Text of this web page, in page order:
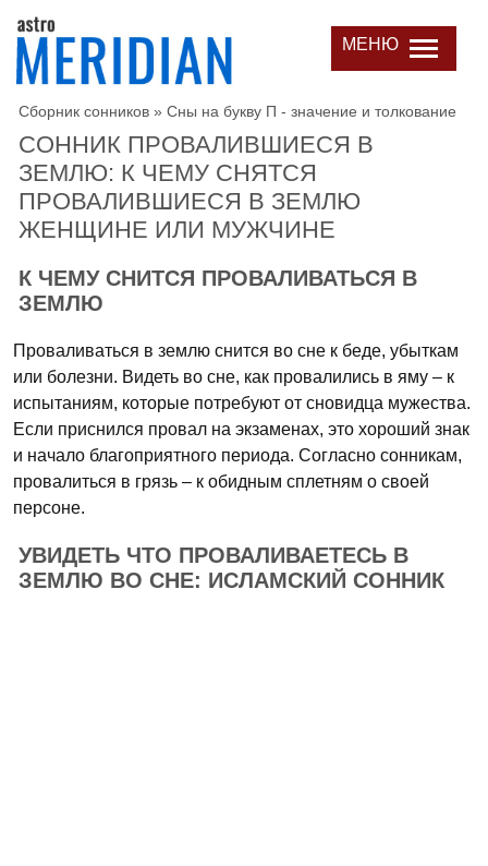
МЕНЮ
Сборник сонников » Сны на букву П - значение и толкование
СОННИК ПРОВАЛИВШИЕСЯ В
ЗЕМЛЮ: К ЧЕМУ СНЯТСЯ
ПРОВАЛИВШИЕСЯ В ЗЕМЛЮ
ЖЕНЩИНЕ ИЛИ МУЖЧИНЕ
К ЧЕМУ СНИТСЯ ПРОВАЛИВАТЬСЯ В
ЗЕМЛЮ
Проваливаться в землю снится во сне к беде, убыткам
или болезни. Видеть во сне, как провалились в яму – к
испытаниям, которые потребуют от сновидца мужества.
Если приснился провал на экзаменах, это хороший знак
и начало благоприятного периода. Согласно сонникам,
провалиться в грязь – к обидным сплетням о своей
персоне.
УВИДЕТЬ ЧТО ПРОВАЛИВАЕТЕСЬ В
ЗЕМЛЮ ВО СНЕ: ИСЛАМСКИЙ СОННИК